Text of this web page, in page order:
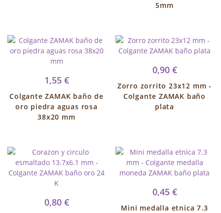
5mm
1,55 €
Colgante ZAMAK baño de
oro piedra aguas rosa
38x20 mm
0,90 €
Zorro zorrito 23x12 mm -
Colgante ZAMAK baño
plata
0,80 €
0,45 €
Mini medalla etnica 7.3